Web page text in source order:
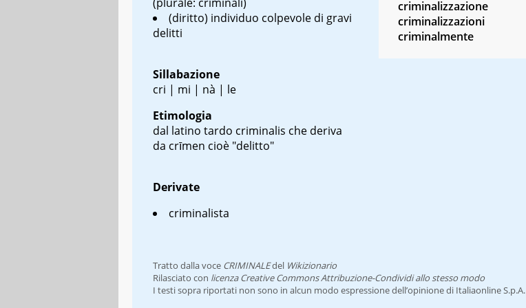
(diritto) individuo colpevole di gravi
delitti
Sillabazione
cri | mi | nà | le
Etimologia
dal latino tardo criminalis che deriva
da crīmen cioè "delitto"
Derivate
criminalista
criminalizzazione
criminalizzazioni
criminalmente
Tratto dalla voce CRIMINALEdel Wikizionario
Rilasciato con licenza Creative Commons Attribuzione-Condividi allo stesso modo
I testi sopra riportati non sono in alcun modo espressione dell’opinione di Italiaonline S.p.A.